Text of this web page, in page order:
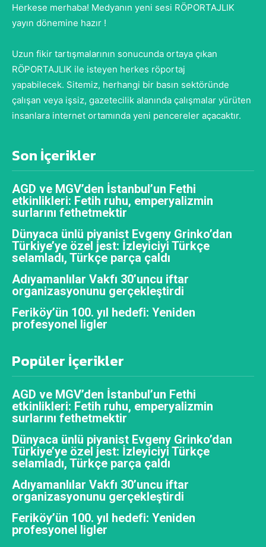
Herkese merhaba! Medyanın yeni sesi RÖPORTAJLIK
yayın dönemine hazır !
Uzun fikir tartışmalarının sonucunda ortaya çıkan
RÖPORTAJLIK ile isteyen herkes röportaj
yapabilecek. Sitemiz, herhangi bir basın sektöründe
çalışan veya işsiz, gazetecilik alanında çalışmalar yürüten
insanlara internet ortamında yeni pencereler açacaktır.
Son İçerikler
AGD ve MGV’den İstanbul’un Fethi
etkinlikleri: Fetih ruhu, emperyalizmin
surlarını fethetmektir
Dünyaca ünlü piyanist Evgeny Grinko’dan
Türkiye’ye özel jest: İzleyiciyi Türkçe
selamladı, Türkçe parça çaldı
Adıyamanlılar Vakfı 30’uncu iftar
organizasyonunu gerçekleştirdi
Feriköy’ün 100. yıl hedefi: Yeniden
profesyonel ligler
Popüler İçerikler
AGD ve MGV’den İstanbul’un Fethi
etkinlikleri: Fetih ruhu, emperyalizmin
surlarını fethetmektir
Dünyaca ünlü piyanist Evgeny Grinko’dan
Türkiye’ye özel jest: İzleyiciyi Türkçe
selamladı, Türkçe parça çaldı
Adıyamanlılar Vakfı 30’uncu iftar
organizasyonunu gerçekleştirdi
Feriköy’ün 100. yıl hedefi: Yeniden
profesyonel ligler